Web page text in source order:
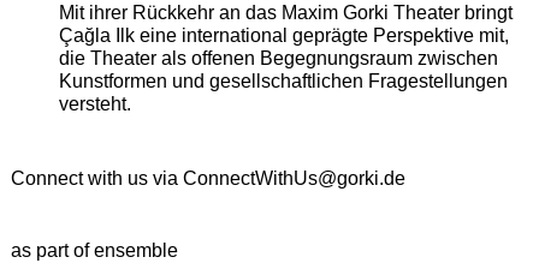
Mit ihrer Rückkehr an das Maxim Gorki Theater bringt
Çağla Ilk eine international geprägte Perspektive mit,
die Theater als offenen Begegnungsraum zwischen
Kunstformen und gesellschaftlichen Fragestellungen
versteht.
Connect with us via ConnectWithUs@gorki.de
as part of ensemble